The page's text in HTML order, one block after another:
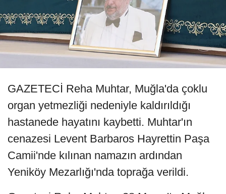
GAZETECİ Reha Muhtar, Muğla'da çoklu
organ yetmezliği nedeniyle kaldırıldığı
hastanede hayatını kaybetti. Muhtar'ın
cenazesi Levent Barbaros Hayrettin Paşa
Camii'nde kılınan namazın ardından
Yeniköy Mezarlığı'nda toprağa verildi.